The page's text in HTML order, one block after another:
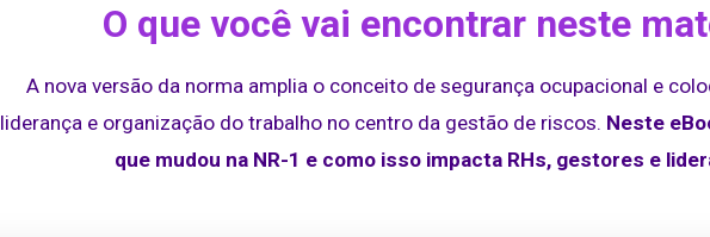
O que você vai encontrar neste
A nova versão da norma amplia o conceito de segurança ocupacional e
liderança e organização do trabalho no centro da gestão de riscos. Neste
que mudou na NR-1 e como isso impacta RHs, gestores e